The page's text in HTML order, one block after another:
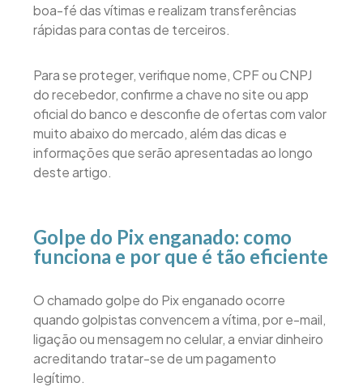
boa-fé das vítimas e realizam transferências
rápidas para contas de terceiros.
Para se proteger, verifique nome, CPF ou CNPJ
do recebedor, confirme a chave no site ou app
oficial do banco e desconfie de ofertas com valor
muito abaixo do mercado, além das dicas e
informações que serão apresentadas ao longo
deste artigo.
Golpe do Pix enganado: como
funciona e por que é tão eficiente
O chamado golpe do Pix enganado ocorre
quando golpistas convencem a vítima, por e-mail,
ligação ou mensagem no celular, a enviar dinheiro
acreditando tratar-se de um pagamento
legítimo.